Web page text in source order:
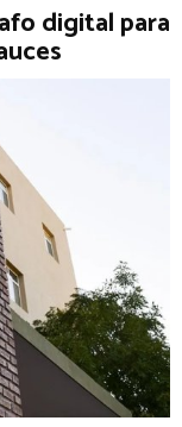
digital para